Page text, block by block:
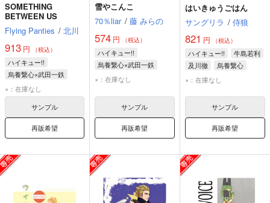
SOMETHING
BETWEEN US
Flying Panties / 北川
913 円 （税込）
ハイキュー!!
烏養繋心×武田一鉄
烏養繋心
×：在庫なし
サンプル
再販希望
雪やこんこ
70％liar / 藤 みらの
574 円 （税込）
ハイキュー!!
烏養繋心×武田一鉄
烏養繋心
×：在庫なし
サンプル
再販希望
はいきゅうごはん
サングリラ / 侍狼
821 円 （税込）
ハイキュー!!
牛島若利
及川徹
烏養繋心
×：在庫なし
サンプル
再販希望